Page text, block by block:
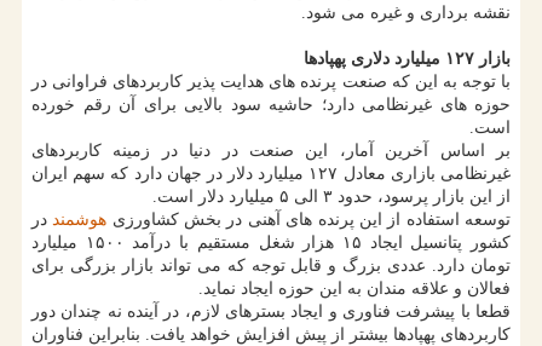
نقشه برداری و غیره می شود.
بازار ۱۲۷ میلیارد دلاری پهپادها
با توجه به این که صنعت پرنده های هدایت پذیر کاربردهای فراوانی در
حوزه های غیرنظامی دارد؛ حاشیه سود بالایی برای آن رقم خورده
است.
بر اساس آخرین آمار، این صنعت در دنیا در زمینه کاربردهای
غیرنظامی بازاری معادل ۱۲۷ میلیارد دلار در جهان دارد که سهم ایران
از این بازار پرسود، حدود ۳ الی ۵ میلیارد دلار است.
توسعه استفاده از این پرنده های آهنی در بخش کشاورزی هوشمند در
کشور پتانسیل ایجاد ۱۵ هزار شغل مستقیم با درآمد ۱۵۰۰ میلیارد
تومان دارد. عددی بزرگ و قابل توجه که می تواند بازار بزرگی برای
فعالان و علاقه مندان به این حوزه ایجاد نماید.
قطعا با پیشرفت فناوری و ایجاد بسترهای لازم، در آینده نه چندان دور
کاربردهای پهپادها بیشتر از پیش افزایش خواهد یافت. بنابراین فناوران